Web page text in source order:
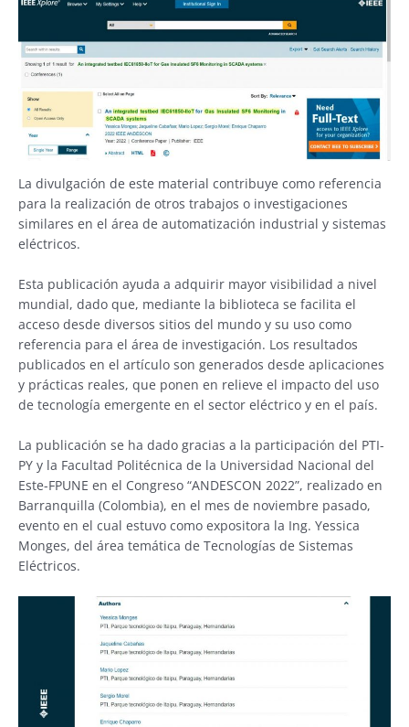
La divulgación de este material contribuye como referencia
para la realización de otros trabajos o investigaciones
similares en el área de automatización industrial y sistemas
eléctricos.
Esta publicación ayuda a adquirir mayor visibilidad a nivel
mundial, dado que, mediante la biblioteca se facilita el
acceso desde diversos sitios del mundo y su uso como
referencia para el área de investigación. Los resultados
publicados en el artículo son generados desde aplicaciones
y prácticas reales, que ponen en relieve el impacto del uso
de tecnología emergente en el sector eléctrico y en el país.
La publicación se ha dado gracias a la participación del PTI-
PY y la Facultad Politécnica de la Universidad Nacional del
Este-FPUNE en el Congreso “ANDESCON 2022”, realizado en
Barranquilla (Colombia), en el mes de noviembre pasado,
evento en el cual estuvo como expositora la Ing. Yessica
Monges, del área temática de Tecnologías de Sistemas
Eléctricos.